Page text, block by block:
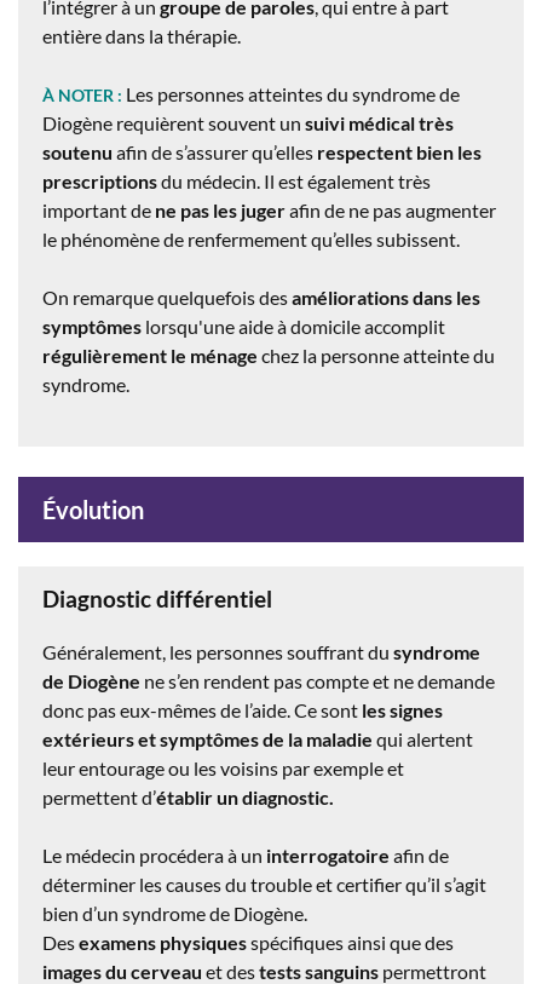
l’intégrer à un groupe de paroles, qui entre à part
entière dans la thérapie.
À NOTER : Les personnes atteintes du syndrome de
Diogène requièrent souvent un suivi médical très
soutenu afin de s’assurer qu’elles respectent bien les
prescriptionsdu médecin. Il est également très
important de ne pas les jugerafin de ne pas augmenter
le phénomène de renfermement qu’elles subissent.
On remarque quelquefois desaméliorations dans les
symptômes lorsqu'une aide à domicile accomplit
régulièrement le ménage chez la personne atteinte du
syndrome.
Évolution
Diagnostic différentiel
Généralement, les personnes souffrant du syndrome
de Diogène ne s’en rendent pas compte et ne demande
donc pas eux-mêmes de l’aide. Ce sont les signes
extérieurs et symptômes de la maladie qui alertent
leur entourage ou les voisins par exemple et
permettent d’établir un diagnostic.
Le médecin procédera à un interrogatoire afin de
déterminer les causes du trouble et certifier qu’il s’agit
bien d’un syndrome de Diogène.
Desexamens physiquesspécifiques ainsi que des
images du cerveau et destests sanguins permettront